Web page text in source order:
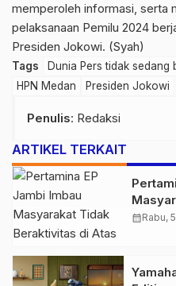
memperoleh informasi, serta
pelaksanaan Pemilu 2024
Presiden Jokowi. (Syah)
Tags Dunia Pers tidak sedang
HPN Medan
Presiden Jokowi
Penulis: Redaksi
ARTIKEL TERKAIT
Atas
calendar_monthRabu,